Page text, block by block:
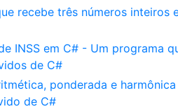
recebe três números
INSS em C# - Um programa
de C#
ponderada e
de C#